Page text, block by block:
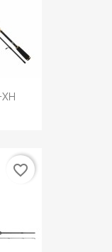
favorite_border